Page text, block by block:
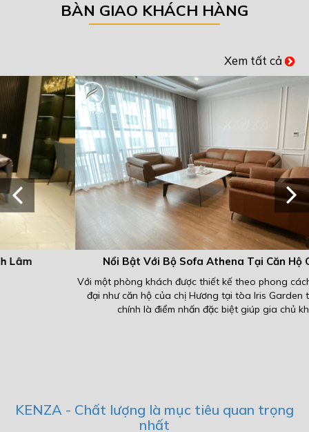
BÀN GIAO KHÁCH HÀNG
Xem tất cả
Nổi Bật Với Bộ Sofa Athena Tại Căn Hộ Chị Hương
Với một phòng khách được thiết kế theo phong cách tối giản và hiện
đại như căn hộ của chị Hương tại tòa Iris Garden thì một bộ sofa
chính là điểm nhấn đặc biệt giúp gia chủ khoe lên...
KENZA - Chất lượng là mục tiêu quan trọng
nhất